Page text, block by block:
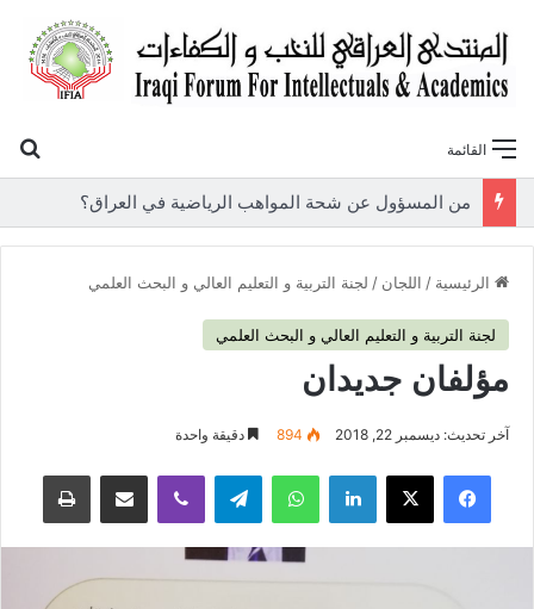
القائمة
الرئيسية / اللجان / لجنة التربية و التعليم العالي و البحث العلمي
لجنة التربية و التعليم العالي و البحث العلمي
مؤلفان جديدان
آخر تحديث: ديسمبر 22, 2018 894 دقيقة واحدة
فيسبوك لينكدإن واتساب